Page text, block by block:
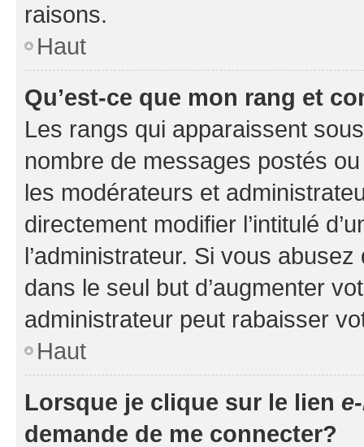
raisons.
Haut
Qu’est-ce que mon rang et
Les rangs qui apparaissent
nombre de messages postés
les modérateurs et
directement modifier l’intitulé
l’administrateur. Si vous
dans le seul but d’augmenter
administrateur peut rabaisser
Haut
Lorsque je clique sur le lien
demande de me connecter?